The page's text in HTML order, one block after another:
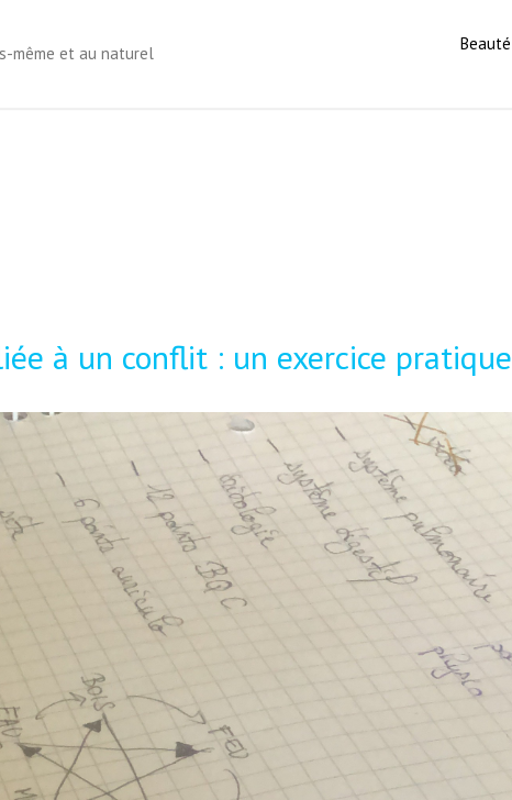
même et au naturel Beauté
à un conflit : un exercice pratique